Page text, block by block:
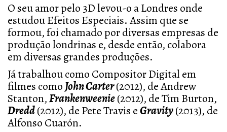
O seu amor pelo 3D levou-o a Londres onde
estudou Efeitos Especiais. Assim que se
formou, foi chamado por diversas empresas de
produção londrinas e, desde então, colabora
em diversas grandes produções.
Já trabalhou como Compositor Digital em
filmes comoJohn Carter(2012), de Andrew
Stanton,Frankenweenie(2012), de Tim Burton,
Dredd(2012), de Pete Travis eGravity(2013), de
Alfonso Cuarón.